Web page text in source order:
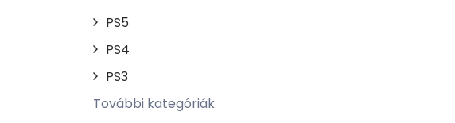
PS5
PS4
PS3
További kategóriák